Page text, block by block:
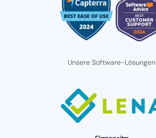
Unsere Software-Lösungen